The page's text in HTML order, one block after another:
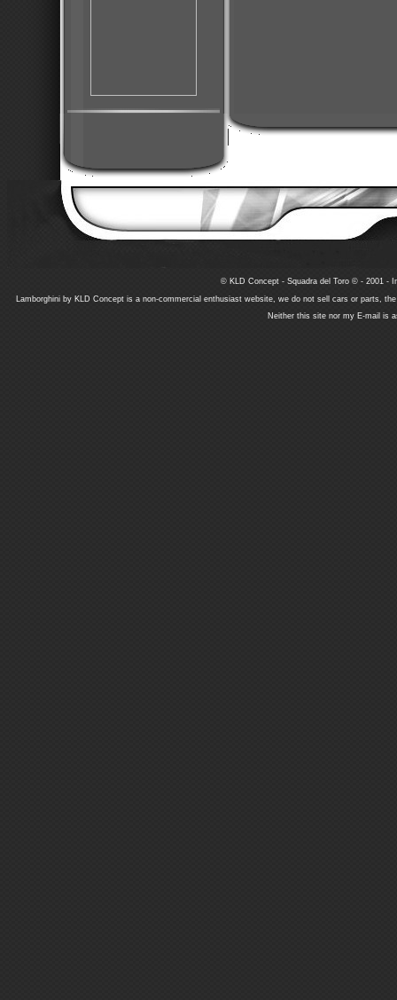
© KLD Concept - Squadra del Toro © - 2001 -
Lamborghini by KLD Concept is a non-commercial enthusiast website, we do not sell cars or parts,
Neither this site nor my E-mail is